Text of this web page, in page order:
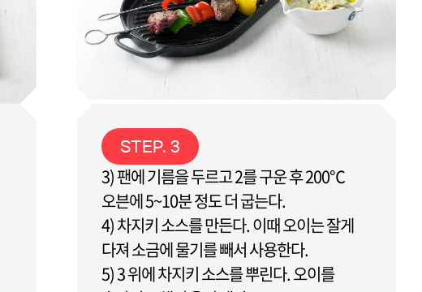
STEP. 3
3) 팬에 기름을 두르고 2를 구운 후 200℃
오븐에 5~10분 정도 더 굽는다.
4) 차지키 소스를 만든다. 이때 오이는 잘게
다져 소금에 물기를 빼서 사용한다.
5) 3 위에 차지키 소스를 뿌린다. 오이를